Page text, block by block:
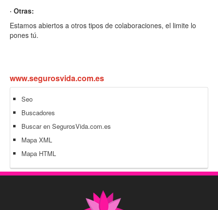
· Otras:
Estamos abiertos a otros tipos de colaboraciones, el limite lo
pones tú.
www.segurosvida.com.es
Seo
Buscadores
Buscar en SegurosVida.com.es
Mapa XML
Mapa HTML